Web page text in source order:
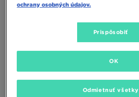
48,00 €
ochrany osobných údajov.
Prispôsobiť
Odmietnuť všetky
OK